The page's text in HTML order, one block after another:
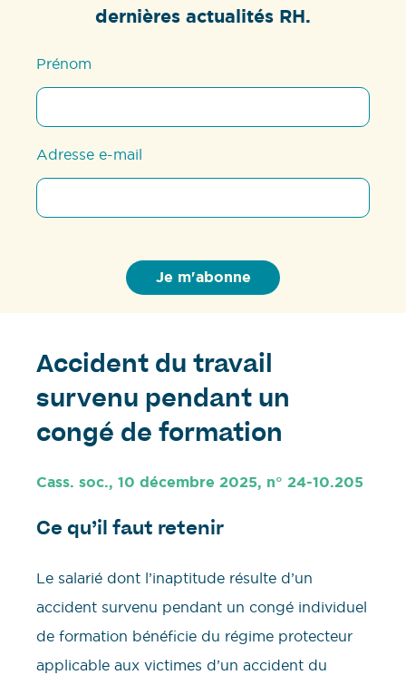
dernières actualités RH.
Prénom
Adresse e-mail
Accident du travail
survenu pendant un
congé de formation
Cass. soc., 10 décembre 2025, n° 24-10.205
Ce qu’il faut retenir
Le salarié dont l’inaptitude résulte d’un
accident survenu pendant un congé individuel
de formation bénéficie du régime protecteur
applicable aux victimes d’un accident du